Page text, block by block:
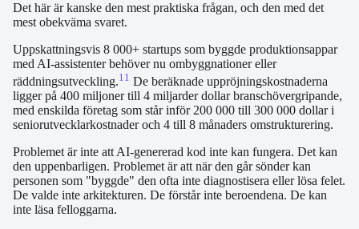
Det här är kanske den mest praktiska frågan, och den med det
mest obekväma svaret.
Uppskattningsvis 8 000+ startups som byggde produktionsappar
med AI-assistenter behöver nu ombyggnationer eller
räddningsutveckling.11 De beräknade uppröjningskostnaderna
ligger på 400 miljoner till 4 miljarder dollar branschövergripande,
med enskilda företag som står inför 200 000 till 300 000 dollar i
seniorutvecklarkostnader och 4 till 8 månaders omstrukturering.
Problemet är inte att AI-genererad kod inte kan fungera. Det kan
den uppenbarligen. Problemet är att när den går sönder kan
personen som "byggde" den ofta inte diagnostisera eller lösa felet.
De valde inte arkitekturen. De förstår inte beroendena. De kan
inte läsa felloggarna.